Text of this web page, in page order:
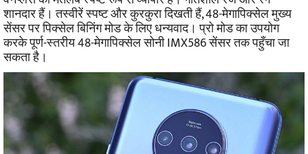
शानदार हैं। तस्वीरें स्पष्ट और कुरकुरा दिखती हैं, 48-मेगापिक्सेल मुख्य
सेंसर पर पिक्सेल बिनिंग मोड के लिए धन्यवाद। प्रो मोड का उपयोग
करके पूर्ण-स्तरीय 48-मेगापिक्सेल सोनी IMX586 सेंसर तक पहुँचा जा
सकता है।